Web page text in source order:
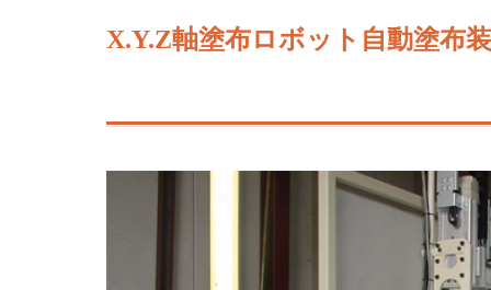
SERVICE
ems
COMPANY Greetings
X.Y.Z軸塗布ロボット自動塗布